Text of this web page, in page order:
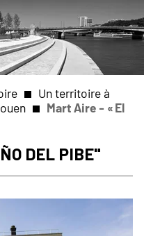
Un territoire à
Mart Aire - « El
del pibe"